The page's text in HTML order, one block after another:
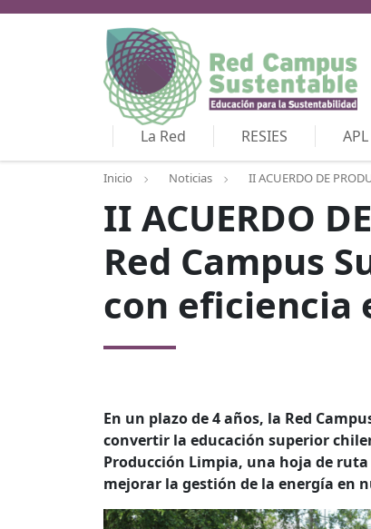
La Red RESIES APL
Inicio Noticias II ACUERDO DE
II ACUERDO
Red Campus
con eficiencia
En un plazo de 4 años, la Red
convertir la educación superior
Producción Limpia, una hoja de
mejorar la gestión de la energía en